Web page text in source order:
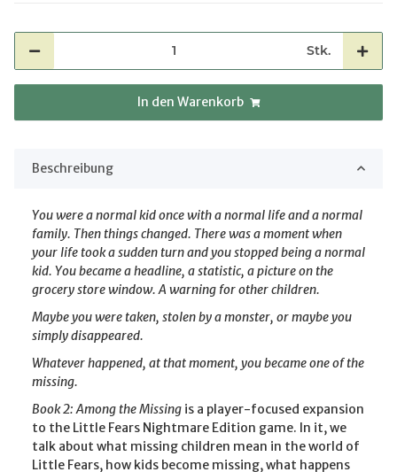
Stk.
In den Warenkorb
Beschreibung
You were a normal kid once with a normal life and a normal
family. Then things changed. There was a moment when
your life took a sudden turn and you stopped being a normal
kid. You became a headline, a statistic, a picture on the
grocery store window. A warning for other children.
Maybe you were taken, stolen by a monster, or maybe you
simply disappeared.
Whatever happened, at that moment, you became one of the
missing.
Book 2: Among the Missing is a player-focused expansion
to the Little Fears Nightmare Edition game. In it, we
talk about what missing children mean in the world of
Little Fears, how kids become missing, what happens